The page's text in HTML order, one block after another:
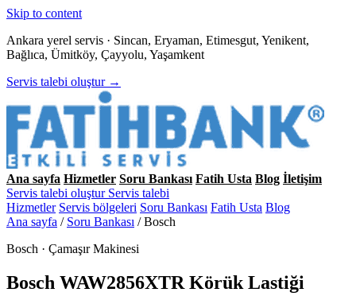
Skip to content
Ankara yerel servis · Sincan, Eryaman, Etimesgut, Yenikent,
Bağlıca, Ümitköy, Çayyolu, Yaşamkent
Servis talebi oluştur →
Ana sayfa Hizmetler Soru Bankası Fatih Usta Blog İletişim
Servis talebi oluştur Servis talebi
Hizmetler Servis bölgeleri Soru Bankası Fatih Usta Blog
Ana sayfa / Soru Bankası / Bosch
Bosch · Çamaşır Makinesi
Bosch WAW2856XTR Körük Lastiği